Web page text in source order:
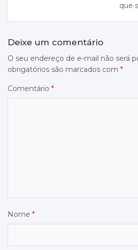
que
Deixe um comentário
O seu endereço de e-mail não será
obrigatórios são marcados com *
Comentário *
Nome *